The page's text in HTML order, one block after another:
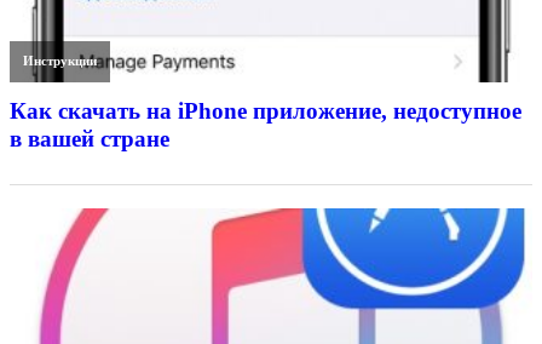
Инструкции
Как скачать на iPhone приложение, недоступное
в вашей стране